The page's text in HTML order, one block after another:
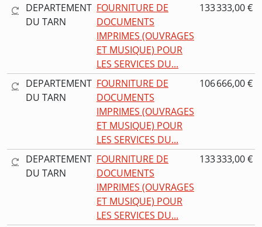
DEPARTEMENT
DU TARN
FOURNITURE DE
DOCUMENTS
IMPRIMES (OUVRAGES
ET MUSIQUE) POUR
LES SERVICES DU...
133 333,00 €
DEPARTEMENT
DU TARN
FOURNITURE DE
DOCUMENTS
IMPRIMES (OUVRAGES
ET MUSIQUE) POUR
LES SERVICES DU...
106 666,00 €
DEPARTEMENT
DU TARN
FOURNITURE DE
DOCUMENTS
IMPRIMES (OUVRAGES
ET MUSIQUE) POUR
LES SERVICES DU...
133 333,00 €